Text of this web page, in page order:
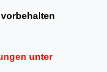
unter